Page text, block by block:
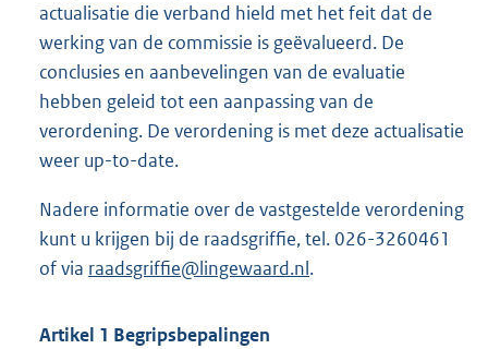
actualisatie die verband hield met het feit dat de
werking van de commissie is geëvalueerd. De
conclusies en aanbevelingen van de evaluatie
hebben geleid tot een aanpassing van de
verordening. De verordening is met deze actualisatie
weer up-to-date.
Nadere informatie over de vastgestelde verordening
kunt u krijgen bij de raadsgriffie, tel. 026-3260461
of via raadsgriffie@lingewaard.nl.
Artikel 1 Begripsbepalingen